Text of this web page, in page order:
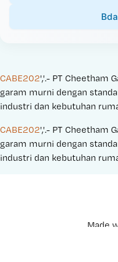
CABE202','.- PT Cheetham
garam murni dengan
industri dan kebutuhan
CABE202','.- PT Cheetham
garam murni dengan
industri dan kebutuhan
Made